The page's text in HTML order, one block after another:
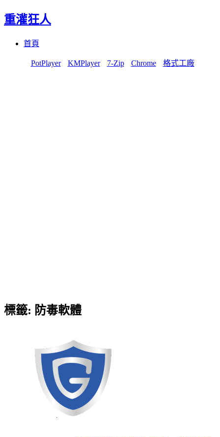
重灌狂人
首頁
PotPlayer KMPlayer 7-Zip Chrome 格式工廠
標籤: 防毒軟體